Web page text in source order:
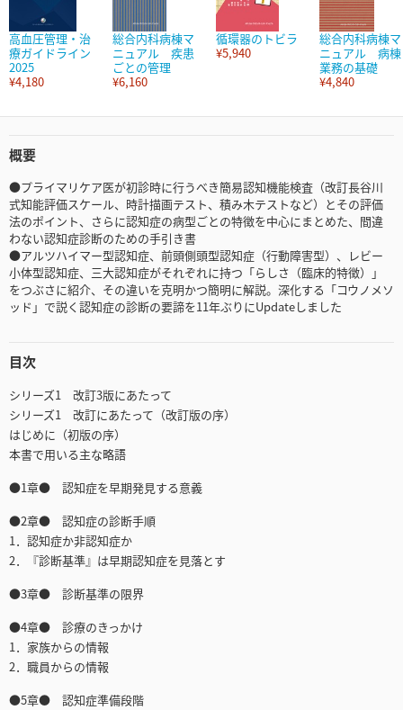
高血圧管理・治
療ガイドライン
2025
¥4,180
総合内科病棟マ
ニュアル 疾患
ごとの管理
¥6,160
循環器のトビラ
¥5,940
総合内科病棟マ
ニュアル 病棟
業務の基礎
¥4,840
概要
●プライマリケア医が初診時に行うべき簡易認知機能検査（改訂長谷川
式知能評価スケール、時計描画テスト、積み木テストなど）とその評価
法のポイント、さらに認知症の病型ごとの特徴を中心にまとめた、間違
わない認知症診断のための手引き書
●アルツハイマー型認知症、前頭側頭型認知症（行動障害型）、レビー
小体型認知症、三大認知症がそれぞれに持つ「らしさ（臨床的特徴）」
をつぶさに紹介、その違いを克明かつ簡明に解説。深化する「コウノメソ
ッド」で説く認知症の診断の要諦を11年ぶりにUpdateしました
目次
シリーズ1 改訂3版にあたって
シリーズ1 改訂にあたって（改訂版の序）
はじめに（初版の序）
本書で用いる主な略語
●1章● 認知症を早期発見する意義
●2章● 認知症の診断手順
1．認知症か非認知症か
2．『診断基準』は早期認知症を見落とす
●3章● 診断基準の限界
●4章● 診療のきっかけ
1．家族からの情報
2．職員からの情報
●5章● 認知症準備段階